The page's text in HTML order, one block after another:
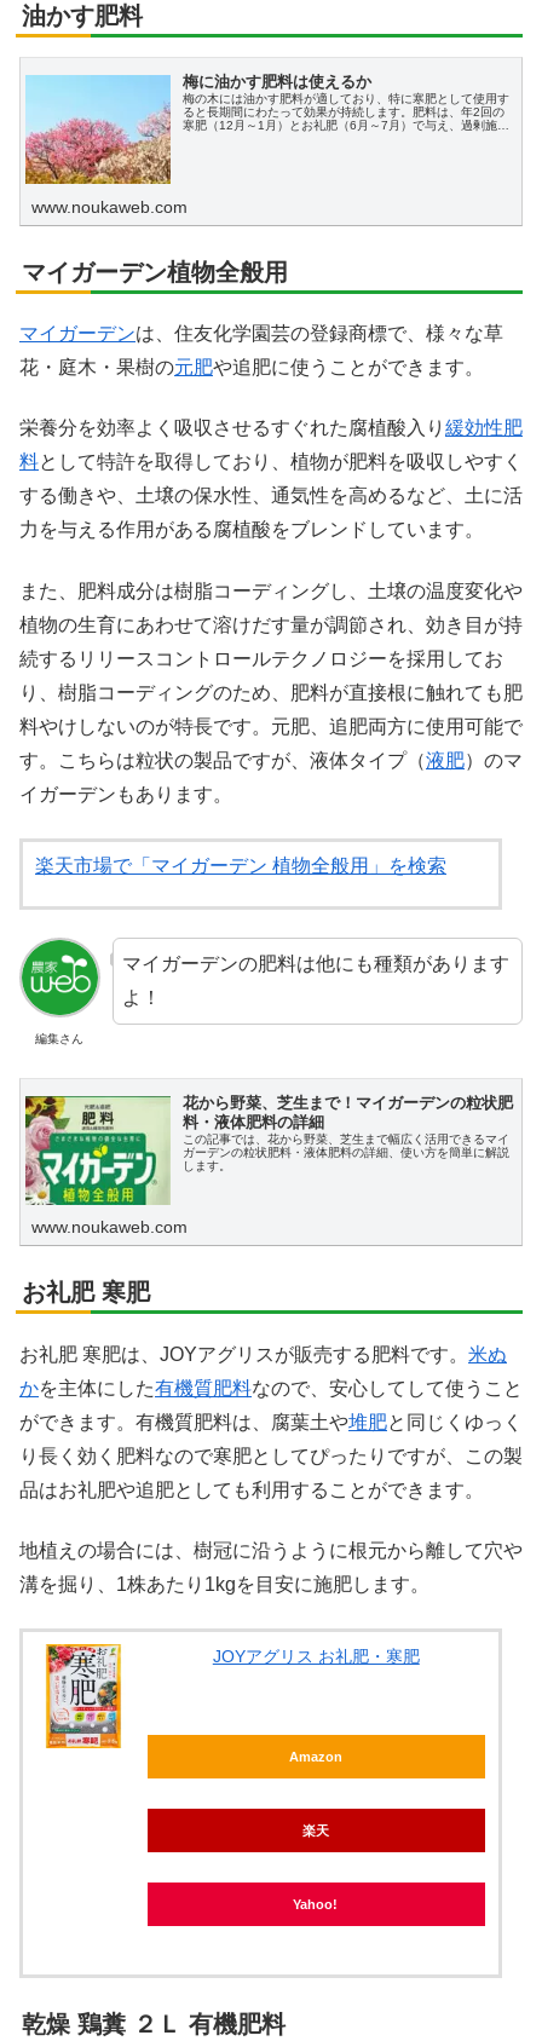
油かす肥料
梅に油かす肥料は使えるか
梅の木には油かす肥料が適しており、特に寒肥として使用す
ると長期間にわたって効果が持続します。肥料は、年2回の
寒肥（12月～1月）とお礼肥（6月～7月）で与え、過剰施肥
www.noukaweb.com
マイガーデン植物全般用
マイガーデンは、住友化学園芸の登録商標で、様々な草
花・庭木・果樹の元肥や追肥に使うことができます。
栄養分を効率よく吸収させるすぐれた腐植酸入り 緩効性肥
料として特許を取得しており、植物が肥料を吸収しやすく
する働きや、土壌の保水性、通気性を高めるなど、土に活
力を与える作用がある腐植酸をブレンドしています。
また、肥料成分は樹脂コーディングし、土壌の温度変化や
植物の生育にあわせて溶けだす量が調節され、効き目が持
続するリリースコントロールテクノロジーを採用してお
り、樹脂コーディングのため、肥料が直接根に触れても肥
料やけしないのが特長です。元肥、追肥両方に使用可能で
す。こちらは粒状の製品ですが、液体タイプ（液肥）のマ
イガーデンもあります。
楽天市場で「マイガーデン 植物全般用」を検索
編集さん
マイガーデンの肥料は他にも種類があります
よ！
花から野菜、芝生まで！マイガーデンの粒状肥
料・液体肥料の詳細
この記事では、花から野菜、芝生まで幅広く活用できるマイ
ガーデンの粒状肥料・液体肥料の詳細、使い方を簡単に解説
します。
www.noukaweb.com
お礼肥 寒肥
お礼肥 寒肥は、JOYアグリスが販売する肥料です。 米ぬ
かを主体にした有機質肥料なので、安心してして使うこと
ができます。有機質肥料は、腐葉土や堆肥と同じくゆっく
り長く効く肥料なので寒肥としてぴったりですが、この製
品はお礼肥や追肥としても利用することができます。
地植えの場合には、樹冠に沿うように根元から離して穴や
溝を掘り、1株あたり1kgを目安に施肥します。
JOYアグリス お礼肥・寒肥
Amazon
楽天
Yahoo!
乾燥 鶏糞 ２Ｌ 有機肥料